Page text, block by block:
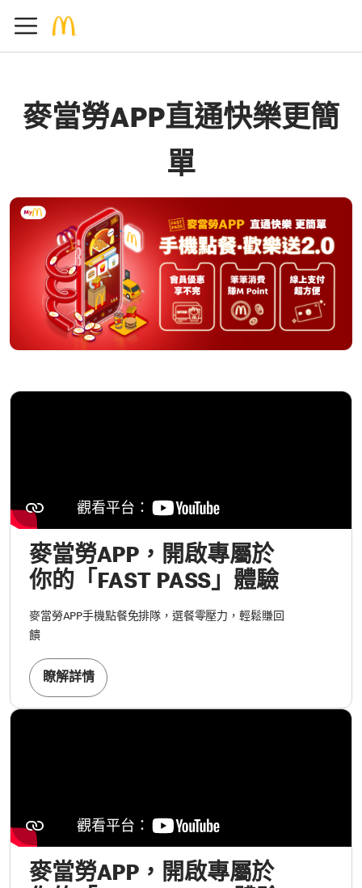
麥當勞APP直通快樂更簡
單
麥當勞APP，開啟專屬於
你的「FAST PASS」體驗
麥當勞APP手機點餐免排隊，選餐零壓力，輕鬆賺回
饋
瞭解詳情
麥當勞APP，開啟專屬於